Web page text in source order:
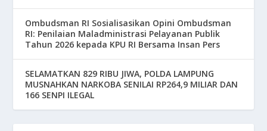
Ombudsman RI Sosialisasikan Opini Ombudsman
RI: Penilaian Maladministrasi Pelayanan Publik
Tahun 2026 kepada KPU RI Bersama Insan Pers
SELAMATKAN 829 RIBU JIWA, POLDA LAMPUNG
MUSNAHKAN NARKOBA SENILAI RP264,9 MILIAR DAN
166 SENPI ILEGAL